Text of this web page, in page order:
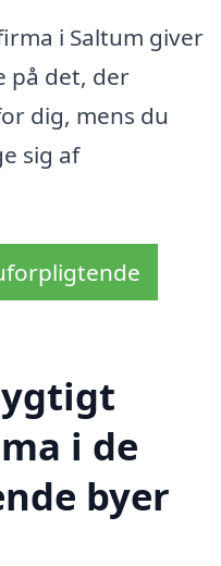
i Saltum giver
på det, der
dig, mens du
sig af
i de
byer